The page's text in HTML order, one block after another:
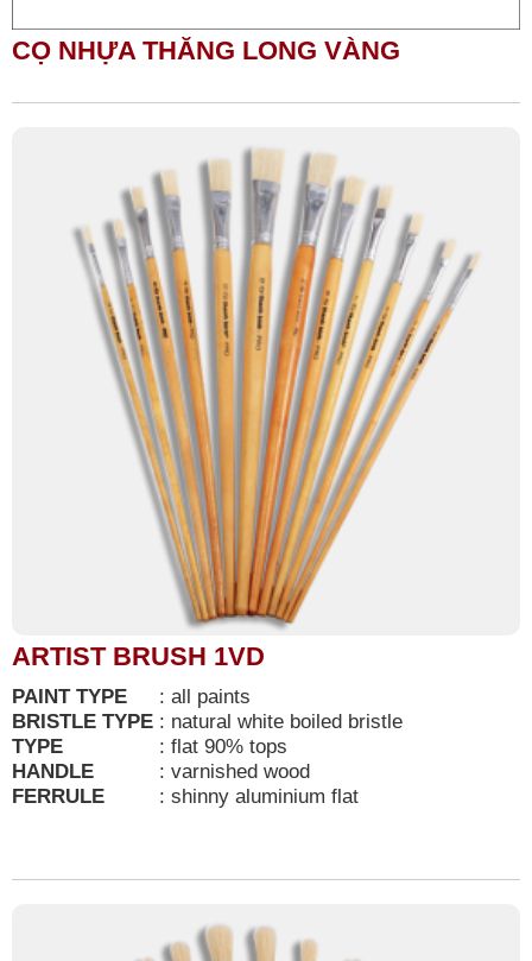
CỌ NHỰA THĂNG LONG VÀNG
ARTIST BRUSH 1VD
PAINT TYPE : all paints
BRISTLE TYPE : natural white boiled bristle
TYPE
: flat 90% tops
HANDLE
: varnished wood
FERRULE
: shinny aluminium flat